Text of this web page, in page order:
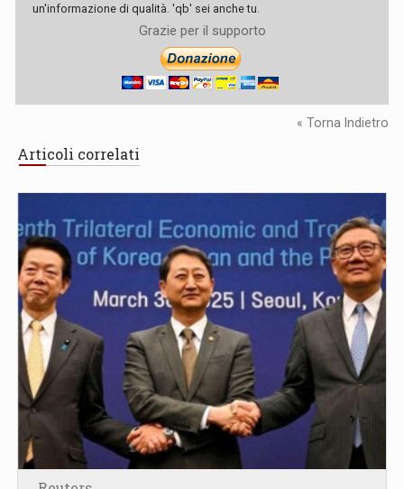
un'informazione di qualità. 'qb' sei anche tu.
Grazie per il supporto
« Torna Indietro
Articoli correlati